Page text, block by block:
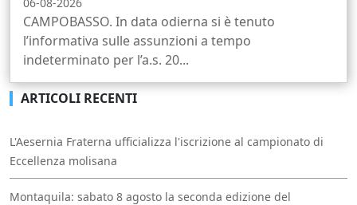
CAMPOBASSO. In data odierna si è tenuto
l’informativa sulle assunzioni a tempo
indeterminato per l’a.s. 20...
ARTICOLI RECENTI
L'Aesernia Fraterna ufficializza l'iscrizione al campionato di
Eccellenza molisana
Montaquila: sabato 8 agosto la seconda edizione del